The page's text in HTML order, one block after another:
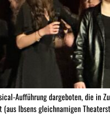
Aufführung dargeboten, die in
Ibsens gleichnamigen